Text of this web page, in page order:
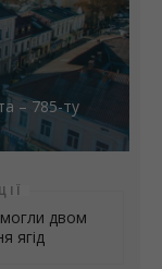
– 785-ту
двом
ягід